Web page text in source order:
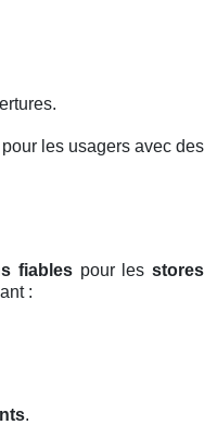
les usagers avec des
fiablespour lesstores
:
.